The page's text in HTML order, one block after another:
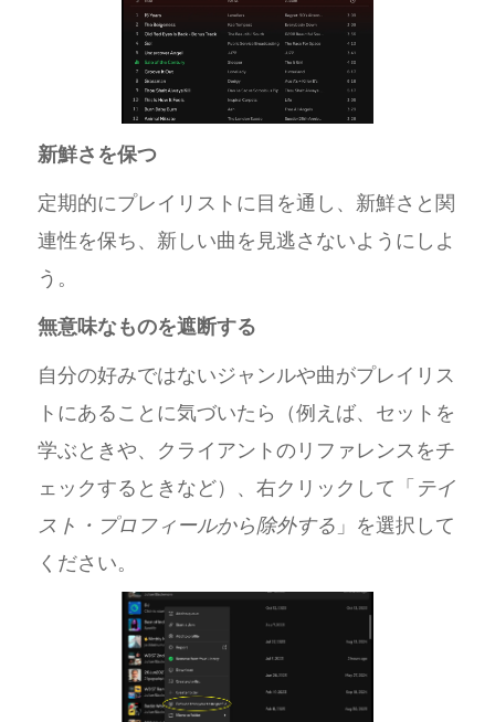
新鮮さを保つ
定期的にプレイリストに目を通し、新鮮さと関
連性を保ち、新しい曲を見逃さないようにしよ
う。
無意味なものを遮断する
自分の好みではないジャンルや曲がプレイリス
トにあることに気づいたら（例えば、セットを
学ぶときや、クライアントのリファレンスをチ
ェックするときなど）、右クリックして「テイ
スト・プロフィールから除外する 」を選択して
ください。